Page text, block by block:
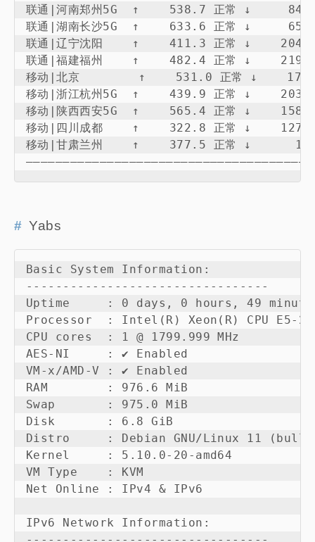
联通|河南郑州5G  ↑    538.7 正常 ↓
联通|湖南长沙5G  ↑    633.6 正常 ↓
联通|辽宁沈阳    ↑    411.3 正常 ↓
联通|福建福州    ↑    482.4 正常 ↓
移动|北京        ↑    531.0 正常 ↓
移动|浙江杭州5G  ↑    439.9 正常 ↓
移动|陕西西安5G  ↑    565.4 正常 ↓
移动|四川成都    ↑    322.8 正常 ↓
移动|甘肃兰州    ↑    377.5 正常 ↓
Yabs
Basic System Information:
---------------------------------
Uptime     : 0 days, 0 hours, 49
Processor  : Intel(R) Xeon(R) CPU E5-
CPU cores  : 1 @ 1799.999 MHz
AES-NI     : ✔ Enabled
VM-x/AMD-V : ✔ Enabled
RAM        : 976.6 MiB
Swap       : 975.0 MiB
Disk       : 6.8 GiB
Distro     : Debian GNU/Linux 11
Kernel     : 5.10.0-20-amd64
VM Type    : KVM
Net Online : IPv4 & IPv6
IPv6 Network Information: